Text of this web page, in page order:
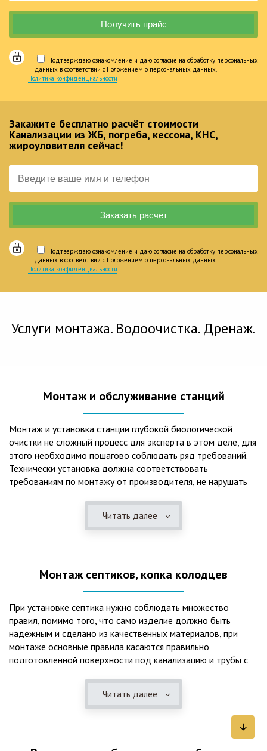
Подтверждаю ознакомление и даю согласие на обработку персональных
данных в соответствии с Положением о персональных данных.
Политика конфиденциальности
Закажите бесплатно расчёт стоимости
Канализации из ЖБ, погреба, кессона, КНС,
жироуловителя сейчас!
Подтверждаю ознакомление и даю согласие на обработку персональных
данных в соответствии с Положением о персональных данных.
Политика конфиденциальности
Услуги монтажа. Водоочистка. Дренаж.
Монтаж и обслуживание станций
Монтаж и установка станции глубокой биологической
очистки не сложный процесс для эксперта в этом деле, для
этого необходимо пошагово соблюдать ряд требований.
Технически установка должна соответствовать
требованиям по монтажу от производителя, не нарушать
представления о требованиях ПУЭ, ведь не качественный
монтаж может привезти не только к выходу из строя
вод – самый эффективный способ из всех существующих
оборудования вода может применяться для хозяйственных
нужд и полива огорода, а остатки ила при чистке могут
стать эффективным удобрением. Нет необходимости
тратить средства на ассенизаторскую машину. Системы
монтируются при минимуме земляных работ, без грязи и
заезда крупной техники, даже при очень высоком уровне
грунтовых вод. Служат до 50 и более лет при уникальной
необходимо удалять ил, самостоятельно или с помощью
Читать далее
Монтаж септиков, копка колодцев
При установке септика нужно соблюдать множество
правил, помимо того, что само изделие должно быть
надежным и сделано из качественных материалов, при
монтаже основные правила касаются правильно
подготовленной поверхности под канализацию и трубы с
Мы установим Вам емкости для фильтрации и отстаивания
сточных вод по технологиям, не приводящим к загрязнению
Читать далее